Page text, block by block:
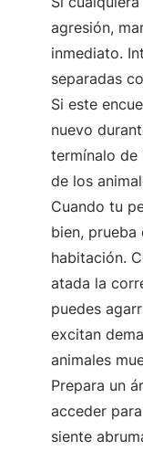
agresión,
inmediato.
separadas
Si este
nuevo
termínalo de
de los
Cuando tu
bien, prueba
habitación.
atada la
puedes
excitan
animales
Prepara un
acceder
siente